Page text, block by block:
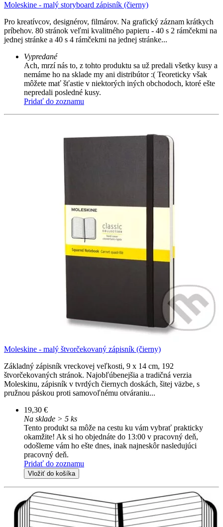
Moleskine - malý storyboard zápisník (čierny)
Pro kreatívcov, designérov, filmárov. Na grafický záznam krátkych
príbehov. 80 stránok veľmi kvalitného papieru - 40 s 2 rámčekmi na
jednej stránke a 40 s 4 rámčekmi na jednej stránke...
Vypredané
Ach, mrzí nás to, z tohto produktu sa už predali všetky kusy a
nemáme ho na sklade my ani distribútor :( Teoreticky však
môžete mať šťastie v niektorých iných obchodoch, ktoré ešte
nepredali posledné kusy.
Pridať do zoznamu
Moleskine - malý štvorčekovaný zápisník (čierny)
Základný zápisník vreckovej veľkosti, 9 x 14 cm, 192
štvorčekovaných stránok. Najobľúbenejšia a tradičná verzia
Moleskinu, zápisník v tvrdých čiernych doskách, šitej väzbe, s
pružnou páskou proti samovoľnému otváraniu...
19,30 €
Na sklade > 5 ks
Tento produkt sa môže na cestu ku vám vybrať prakticky
okamžite! Ak si ho objednáte do 13:00 v pracovný deň,
odošleme vám ho ešte dnes, inak najneskôr nasledujúci
pracovný deň.
Pridať do zoznamu
Vložiť do košíka